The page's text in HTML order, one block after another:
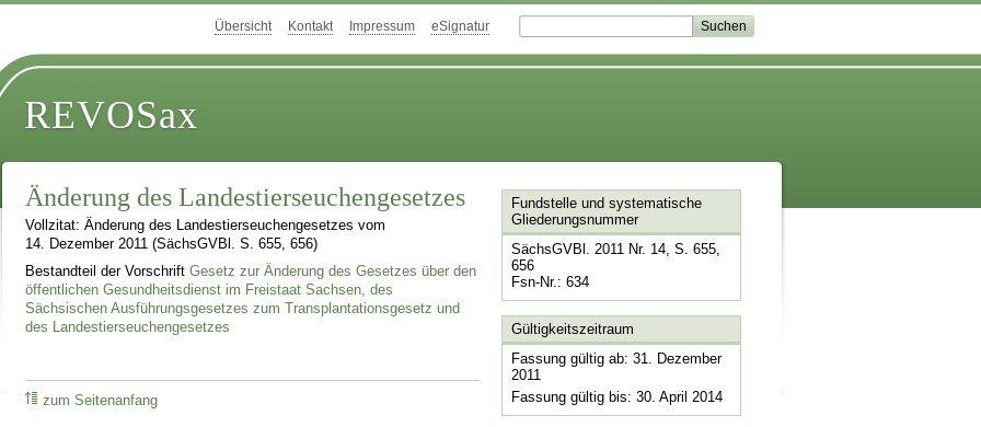
Übersicht Kontakt Impressum eSignatur
REVOSax
Änderung des Landestierseuchengesetzes
Vollzitat: Änderung des Landestierseuchengesetzes vom
14. Dezember 2011 (SächsGVBl. S. 655, 656)
Bestandteil der VorschriftGesetz zur Änderung des Gesetzes über den
öffentlichen Gesundheitsdienst im Freistaat Sachsen, des
Sächsischen Ausführungsgesetzes zum Transplantationsgesetz und
des Landestierseuchengesetzes
zum Seitenanfang
Fundstelle und systematische
Gliederungsnummer
SächsGVBl. 2011 Nr. 14, S. 655,
656
Fsn-Nr.: 634
Gültigkeitszeitraum
Fassung gültig ab: 31. Dezember
2011
Fassung gültig bis: 30. April 2014